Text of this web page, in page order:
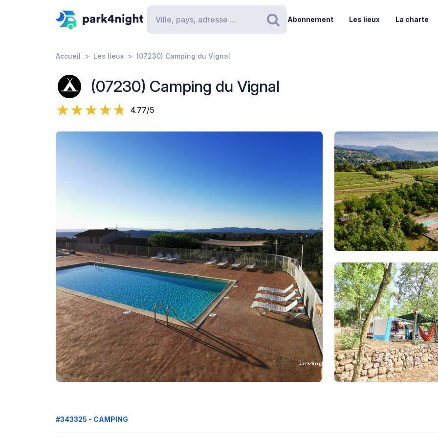
Rechercher
Abonnement Les lieux La charte
Accueil Les lieux (07230) Camping du Vignal
(07230) Camping du Vignal
4.77/5
#343325 - CAMPING